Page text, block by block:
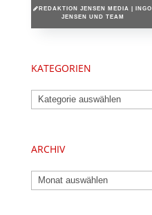
REDAKTION JENSEN MEDIA | INGO
JENSEN UND TEAM
KATEGORIEN
Kategorien
ARCHIV
Archiv